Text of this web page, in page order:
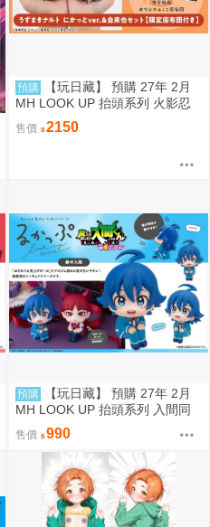
預購
【玩日藏】 預購 27年 2月
MH LOOK UP 抬頭系列 火影忍
者疾風傳 漩渦鳴人 燦笑 Smile &
自來也 抬頭公仔 特典 代理版
售價 2150
預購
【玩日藏】 預購 27年 2月
MH LOOK UP 抬頭系列 入間同
學入魔了 鈴木入間 Iruma Suzuki
抬頭公仔 代理版
售價 990